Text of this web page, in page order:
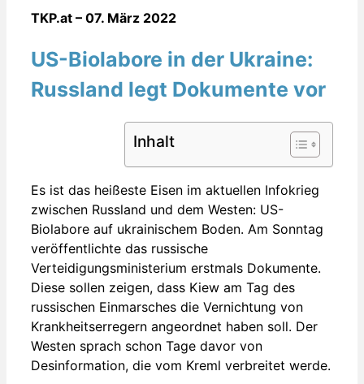
TKP.at – 07. März 2022
US-Biolabore in der Ukraine:
Russland legt Dokumente vor
Inhalt
Es ist das heißeste Eisen im aktuellen Infokrieg
zwischen Russland und dem Westen: US-
Biolabore auf ukrainischem Boden. Am Sonntag
veröffentlichte das russische
Verteidigungsministerium erstmals Dokumente.
Diese sollen zeigen, dass Kiew am Tag des
russischen Einmarsches die Vernichtung von
Krankheitserregern angeordnet haben soll. Der
Westen sprach schon Tage davor von
Desinformation, die vom Kreml verbreitet werde.